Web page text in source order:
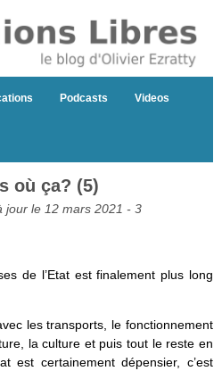
Podcasts Videos
où ça? (5)
jour le 12 mars 2021 - 3
de l’Etat est finalement plus long
les transports, le fonctionnement
la culture et puis tout le reste en
est certainement dépensier, c’est